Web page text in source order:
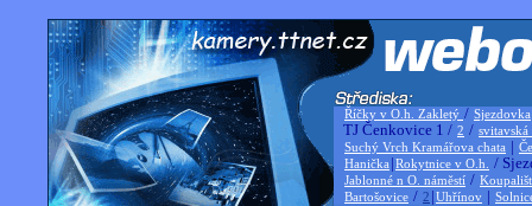
Říčky v O.h. Zakletý / Sjezdovka
TJ Čenkovice 1 / 2 / svitavská
Suchý Vrch Kramářova chata |
Hanička |Rokytnice v O.h. /
Jablonné n O. náměstí /
Bartošovice / 2 |Uhřínov |